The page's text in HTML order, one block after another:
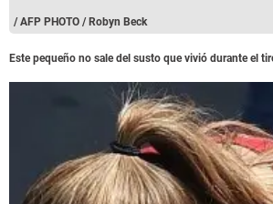
/ AFP PHOTO / Robyn Beck
Este pequeño no sale del susto que vivió durante el